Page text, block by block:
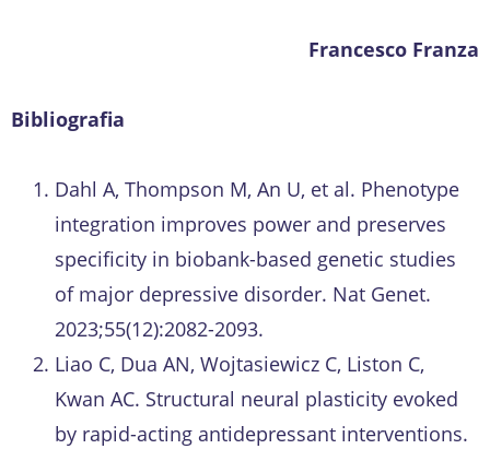
Francesco Franza
Bibliografia
Dahl A, Thompson M, An U, et al. Phenotype
integration improves power and preserves
specificity in biobank-based genetic studies
of major depressive disorder. Nat Genet.
2023;55(12):2082-2093.
Liao C, Dua AN, Wojtasiewicz C, Liston C,
Kwan AC. Structural neural plasticity evoked
by rapid-acting antidepressant interventions.